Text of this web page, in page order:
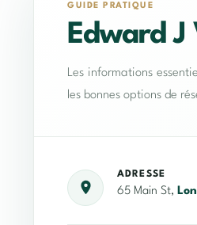
GUIDE PRATIQUE
Edward J
Les informations
les bonnes options de
ADRESSE
65 Main St,